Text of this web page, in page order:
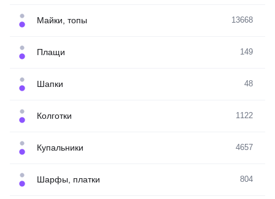
Майки, топы 13668
Плащи 149
Шапки 48
Колготки 1122
Купальники 4657
Шарфы, платки 804